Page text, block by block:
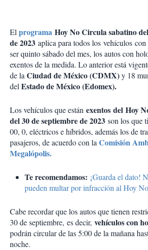
Elprograma Hoy No Circula sabatino
de 2023 aplica para todos los vehículos con
ser quinto sábado del mes, los autos con
exentos de la medida. Lo anterior está
de laCiudad de México (CDMX)y 18
delEstado de México (Edomex).
Los vehículos que están exentos del Hoy
del 30 de septiembre de 2023 son los que
00, 0, eléctricos e híbridos, además los de
pasajeros, de acuerdo con laComisión
Megalópolis.
Te recomendamos: ¡Guarda el dato!
pueden multar por infracción al Hoy
Cabe recordar que los autos que tienen
30 de septiembre, es decir, vehículos con
podrán circular de las 5:00 de la mañana
noche.